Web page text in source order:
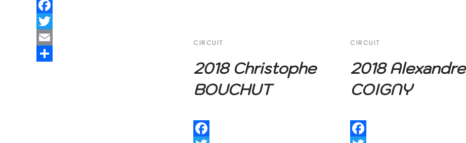
Facebook
Twitter
Email
CIRCUIT
2018 Christophe
BOUCHUT
CIRCUIT
2018 Alexandre
COIGNY